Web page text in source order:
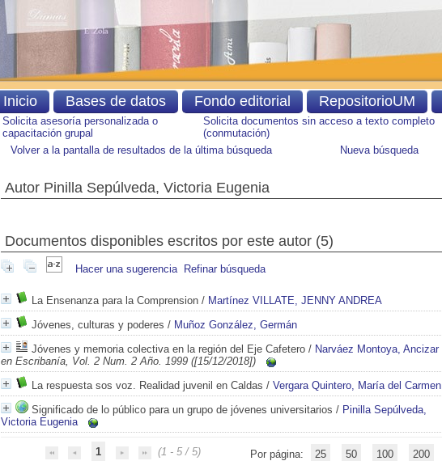
Solicita asesoría personalizada o
capacitación grupal
Solicita documentos sin acceso a texto completo
(conmutación)
Volver a la pantalla de resultados de la última búsqueda
Nueva búsqueda
Autor Pinilla Sepúlveda, Victoria Eugenia
Documentos disponibles escritos por este autor (5)
Hacer una sugerencia Refinar búsqueda
La Ensenanza para la Comprension / Martínez VILLATE, JENNY ANDREA
Jóvenes, culturas y poderes / Muñoz González, Germán
Jóvenes y memoria colectiva en la región del Eje Cafetero / Narváez Montoya, Ancizar
en Escribanía, Vol. 2 Num. 2 Año. 1999 ([15/12/2018])
La respuesta sos voz. Realidad juvenil en Caldas / Vergara Quintero, María del Carmen
Significado de lo público para un grupo de jóvenes universitarios / Pinilla Sepúlveda,
Victoria Eugenia
1 (1 - 5 / 5) Por página: 25 50 100 200
Inicio Bases de datos Fondo editorial RepositorioUM